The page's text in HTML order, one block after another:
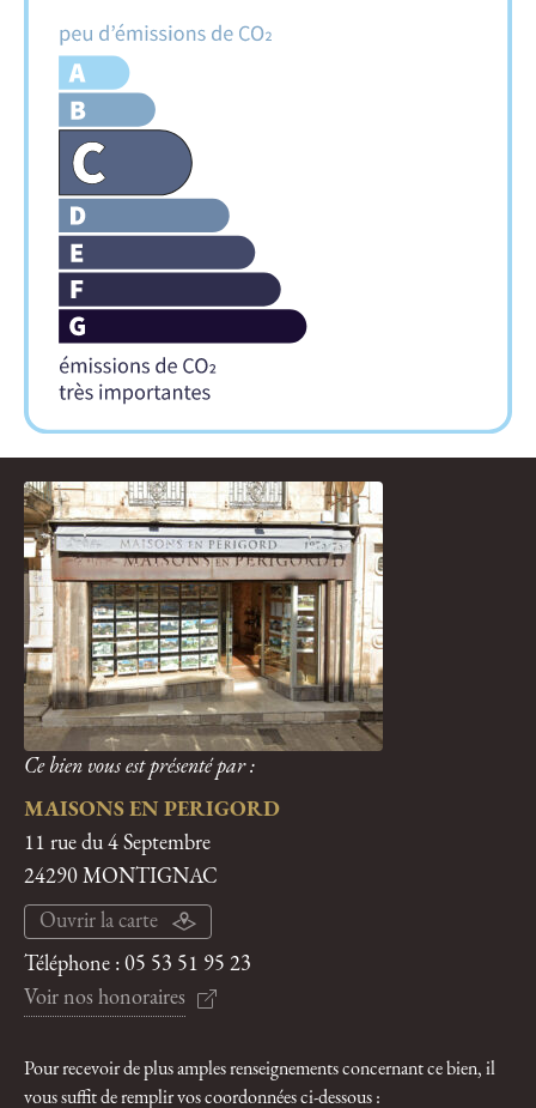
Ce bien vous est présenté par :
MAISONS EN PERIGORD
11 rue du 4 Septembre
24290 MONTIGNAC
Ouvrir la carte
Téléphone : 05 53 51 95 23
Voir nos honoraires
Pour recevoir de plus amples renseignements concernant ce bien, il
vous suffit de remplir vos coordonnées ci-dessous :